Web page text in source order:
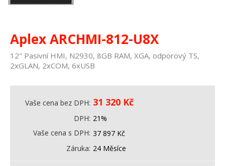
Aplex ARCHMI-812-U8X
12" Pasivní HMI, N2930, 8GB RAM, XGA, odporový TS,
2xGLAN, 2xCOM, 6xUSB
Vaše cena bez DPH 31 320 Kč
DPH 21%
Vaše cena s DPH 37 897 Kč
Záruka 24 Měsíce